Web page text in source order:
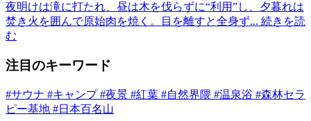
夜明けは滝に打たれ、昼は木を伐らずに“利用”し、夕暮れは
焚き火を囲んで原始肉を焼く。目を離すと全身ず... 続きを読
む
注目のキーワード
#サウナ #キャンプ#夜景 #紅葉 #自然界隈 #温泉浴 #森林セラ
ピー基地 #日本百名山